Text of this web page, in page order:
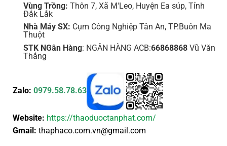
Vùng Trồng: Thôn 7, Xã M'Leo, Huyện Ea súp, Tỉnh
Đắk Lắk
Nhà Máy SX: Cụm Công Nghiệp Tân An, TP.Buôn Ma
Thuột
STK NGân Hàng: NGÂN HÀNG ACB:66868868Vũ Văn
Thắng
Zalo: 0979.58.78.63
Website: https://thaoduoctanphat.com/
Gmail: thaphaco.com.vn@gmail.com